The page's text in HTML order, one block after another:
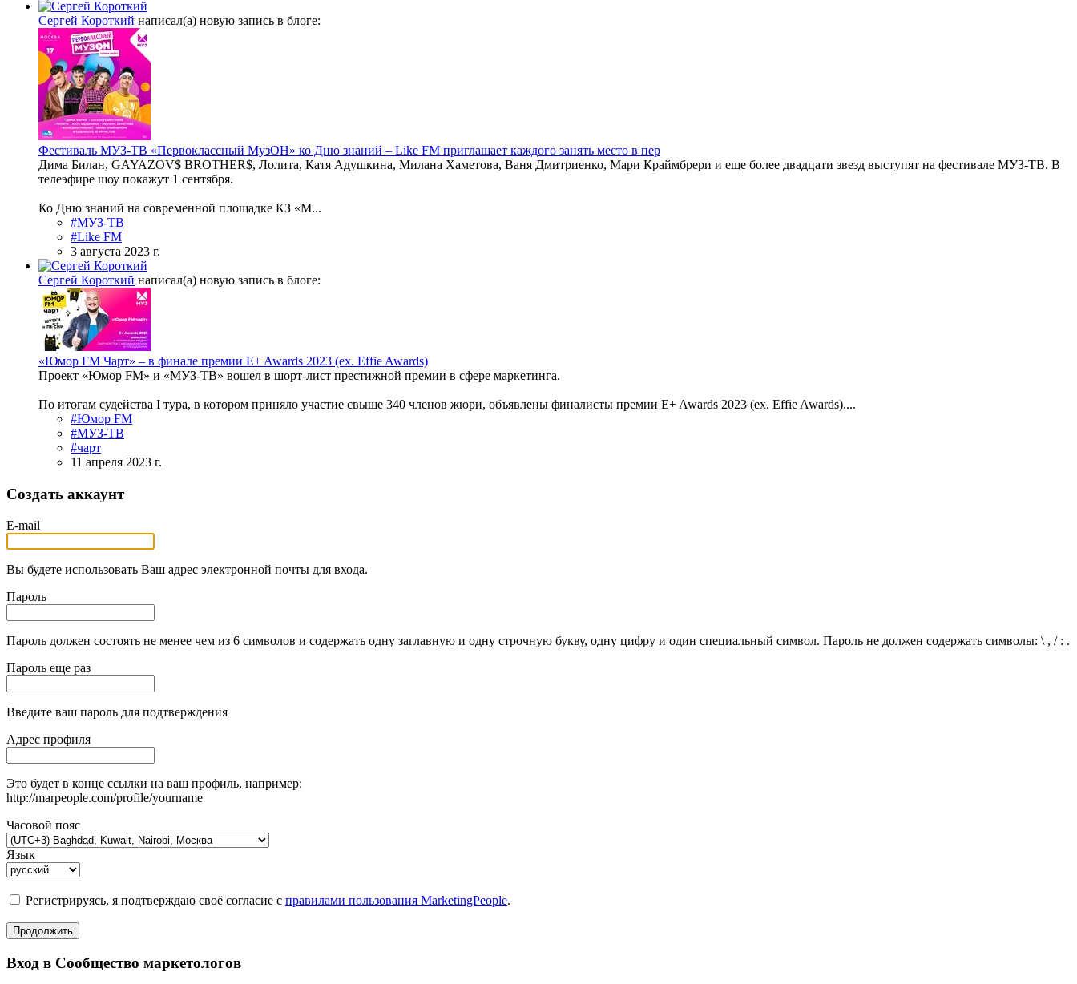
Сергей Короткий написал(а) новую запись в блоге:
Фестиваль МУЗ-ТВ «Первоклассный МузОН» ко Дню знаний – Like FM приглашает каждого занять место в пер
Дима Билан, GAYAZOV$ BROTHER$, Лолита, Катя Адушкина, Милана Хаметова, Ваня Дмитриенко, Мари Краймбрери и еще более двадцати звезд выступят на фестивале МУЗ-ТВ. В
телеэфире шоу покажут 1 сентября.
Ко Дню знаний на современной площадке КЗ «М...
#МУЗ-ТВ
#Like FM
3 августа 2023 г.
Сергей Короткий написал(а) новую запись в блоге:
«Юмор FM Чарт» – в финале премии E+ Awards 2023 (ex. Effie Awards)
Проект «Юмор FM» и «МУЗ-ТВ» вошел в шорт-лист престижной премии в сфере маркетинга.
По итогам судейства I тура, в котором приняло участие свыше 340 членов жюри, объявлены финалисты премии E+ Awards 2023 (ex. Effie Awards)....
#Юмор FM
#МУЗ-ТВ
#чарт
11 апреля 2023 г.
Создать аккаунт
E-mail
Вы будете использовать Ваш адрес электронной почты для входа.
Пароль
Пароль должен состоять не менее чем из 6 символов и содержать одну заглавную и одну строчную букву, одну цифру и один специальный символ. Пароль не должен содержать символы: \ , / : .
Пароль еще раз
Введите ваш пароль для подтверждения
Адрес профиля
Это будет в конце ссылки на ваш профиль, например:
http://marpeople.com/profile/yourname
Часовой пояс
Язык
Регистрируясь, я подтверждаю своё согласие с правилами пользования MarketingPeople.
Продолжить
Вход в Сообщество маркетологов